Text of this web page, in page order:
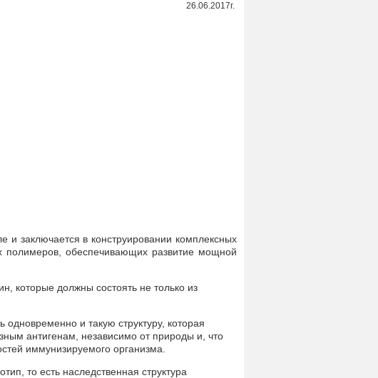
26.06.2017г.
и заключается в конструировании комплексных
полимеров, обеспечивающих развитие мощной
которые должны состоять не только из
и такую структуру, которая
антигенам, независимо от природы и, что
иммунизируемого организма.
то есть наследственная структура